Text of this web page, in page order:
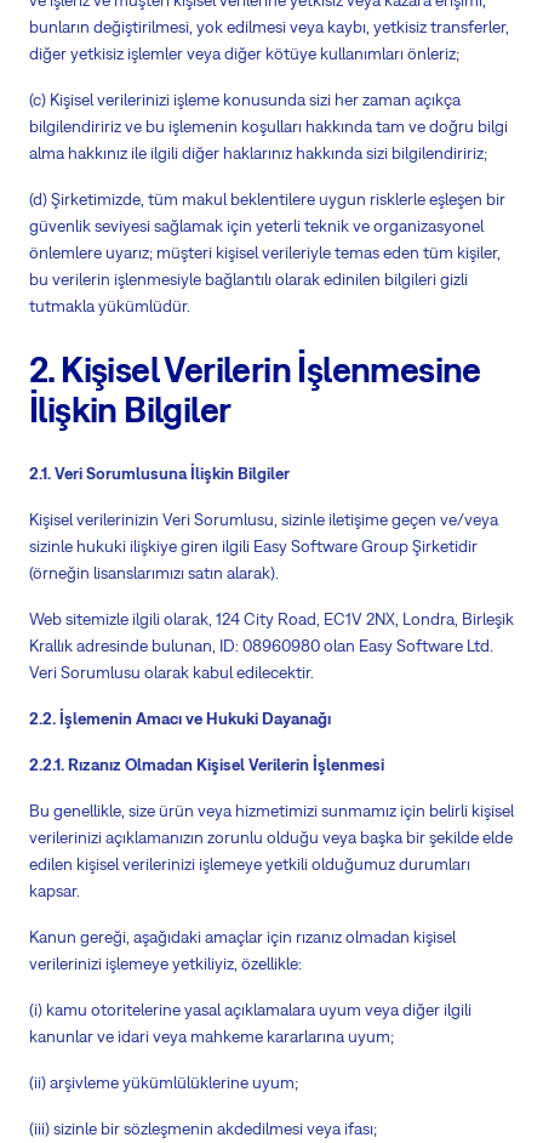
bunların değiştirilmesi, yok edilmesi veya kaybı, yetkisiz transferler,
diğer yetkisiz işlemler veya diğer kötüye kullanımları önleriz;
(c) Kişisel verilerinizi işleme konusunda sizi her zaman açıkça
bilgilendiririz ve bu işlemenin koşulları hakkında tam ve doğru bilgi
alma hakkınız ile ilgili diğer haklarınız hakkında sizi bilgilendiririz;
(d) Şirketimizde, tüm makul beklentilere uygun risklerle eşleşen bir
güvenlik seviyesi sağlamak için yeterli teknik ve organizasyonel
önlemlere uyarız; müşteri kişisel verileriyletemas eden tüm kişiler,
bu verilerin işlenmesiyle bağlantılı olarak edinilen bilgileri gizli
tutmakla yükümlüdür.
2. Kişisel Verilerin İşlenmesine
İlişkin Bilgiler
2.1. Veri Sorumlusuna İlişkin Bilgiler
Kişisel verilerinizin Veri Sorumlusu, sizinle iletişime geçen ve/veya
sizinle hukuki ilişkiye giren ilgili Easy Software Group Şirketidir
(örneğin lisanslarımızı satın alarak).
Web sitemizle ilgili olarak, 124 City Road, EC1V 2NX, Londra, Birleşik
Krallık adresinde bulunan, ID: 08960980 olan Easy Software Ltd.
Veri Sorumlusu olarak kabul edilecektir.
2.2. İşlemenin Amacı ve Hukuki Dayanağı
2.2.1. Rızanız Olmadan Kişisel Verilerin İşlenmesi
Bu genellikle, size ürün veya hizmetimizi sunmamız için belirli kişisel
verilerinizi açıklamanızın zorunlu olduğu veya başka bir şekilde elde
edilen kişisel verilerinizi işlemeye yetkili olduğumuz durumları
kapsar.
Kanun gereği, aşağıdaki amaçlar için rızanız olmadan kişisel
verilerinizi işlemeye yetkiliyiz, özellikle:
(i) kamu otoritelerine yasal açıklamalara uyum veya diğer ilgili
kanunlar ve idari veya mahkeme kararlarına uyum;
(ii) arşivleme yükümlülüklerine uyum;
(iii) sizinle bir sözleşmenin akdedilmesi veya ifası;